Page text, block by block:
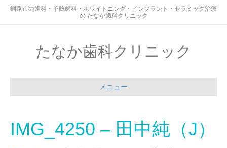
釧路市の歯科・予防歯科・ホワイトニング・インプラント・セラミック治療
の たなか歯科クリニック
たなか歯科クリニック
メニュー
IMG_4250 – 田中純（J）